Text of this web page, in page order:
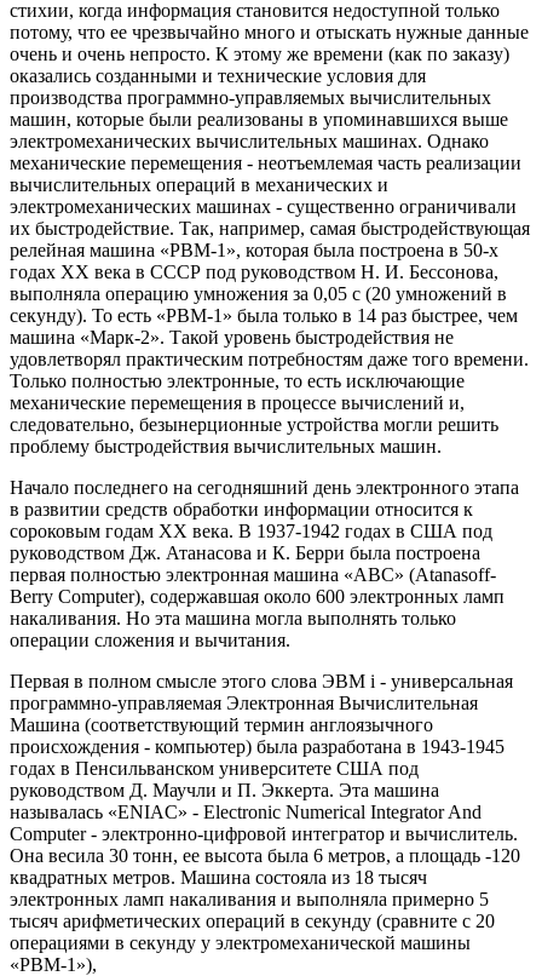
стихии, когда информация становится недоступной только
потому, что ее чрезвычайно много и отыскать нужные данные
очень и очень непросто. К этому же времени (как по заказу)
оказались созданными и технические условия для
производства программно-управляемых вычислительных
машин, которые были реализованы в упоминавшихся выше
электромеханических вычислительных машинах. Однако
механические перемещения - неотъемлемая часть реализации
вычислительных операций в механических и
электромеханических машинах - существенно ограничивали
их быстродействие. Так, например, самая быстродействующая
релейная машина «РВМ-1», которая была построена в 50-х
годах XX века в СССР под руководством Н. И. Бессонова,
выполняла операцию умножения за 0,05 с (20 умножений в
секунду). То есть «РВМ-1» была только в 14 раз быстрее, чем
машина «Марк-2». Такой уровень быстродействия не
удовлетворял практическим потребностям даже того времени.
Только полностью электронные, то есть исключающие
механические перемещения в процессе вычислений и,
следовательно, безынерционные устройства могли решить
проблему быстродействия вычислительных машин.
Начало последнего на сегодняшний день электронного этапа
в развитии средств обработки информации относится к
сороковым годам XX века. В 1937-1942 годах в США под
руководством Дж. Атанасова и К. Берри была построена
первая полностью электронная машина «ABC» (Atanasoff-
Berry Computer), содержавшая около 600 электронных ламп
накаливания. Но эта машина могла выполнять только
операции сложения и вычитания.
Первая в полном смысле этого слова ЭВМ i - универсальная
программно-управляемая Электронная Вычислительная
Машина (соответствующий термин англоязычного
происхождения - компьютер) была разработана в 1943-1945
годах в Пенсильванском университете США под
руководством Д. Маучли и П. Эккерта. Эта машина
называлась «ENIAC» - Electronic Numerical Integrator And
Computer - электронно-цифровой интегратор и вычислитель.
Она весила 30 тонн, ее высота была 6 метров, а площадь -120
квадратных метров. Машина состояла из 18 тысяч
электронных ламп накаливания и выполняла примерно 5
тысяч арифметических операций в секунду (сравните с 20
операциями в секунду у электромеханической машины
«РВМ-1»),